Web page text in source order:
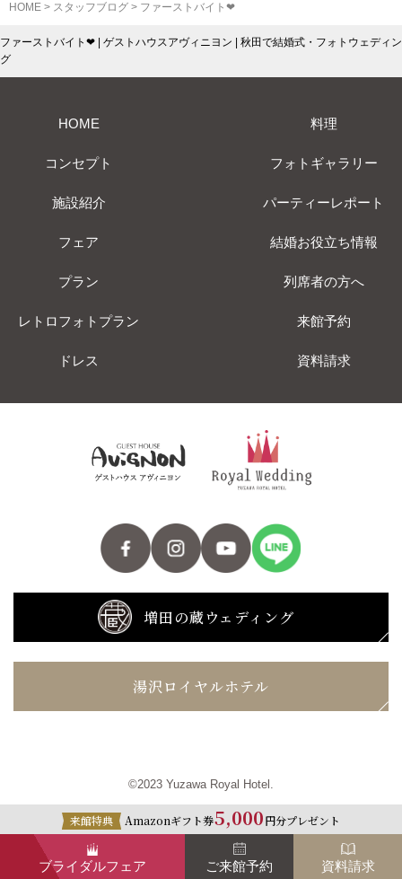
ファーストバイト❤ | ゲストハウスアヴィニヨン | 秋田で結婚式・フォトウェディン
グ
HOME > スタッフブログ > ファーストバイト❤
HOME
コンセプト
施設紹介
フェア
プラン
レトロフォトプラン
ドレス
料理
フォトギャラリー
パーティーレポート
結婚お役立ち情報
列席者の方へ
来館予約
資料請求
増田の蔵ウェディング
湯沢ロイヤルホテル
©2023 Yuzawa Royal Hotel.
来館特典 Amazonギフト券5,000円分プレゼント
ブライダルフェア ご来館予約 資料請求